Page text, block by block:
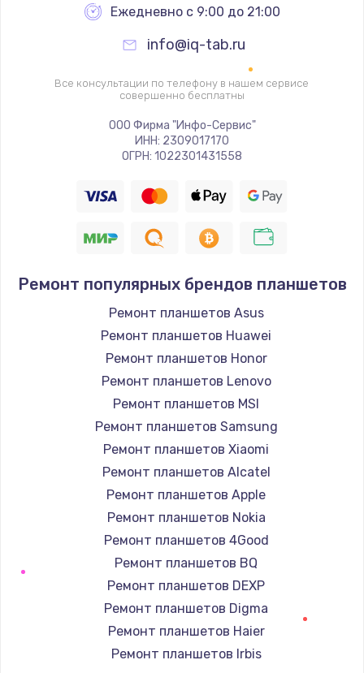
Замена жесткого диска
660 руб.
Заказать
Установка драйверов
725 руб.
1400 руб.
Ремонт петель крышки
Заказать
Заказать
Заказать
Ежедневно с 9:00 до 21:00
info@iq-tab.ru
Все консультации по телефону в нашем сервисе
совершенно бесплатны
ООО Фирма "Инфо-Сервис"
ИНН: 2309017170
ОГРН: 1022301431558
Ремонт популярных брендов планшетов
Ремонт планшетов Asus
Ремонт планшетов Huawei
Ремонт планшетов Honor
Ремонт планшетов Lenovo
Ремонт планшетов MSI
Ремонт планшетов Samsung
Ремонт планшетов Xiaomi
Ремонт планшетов Alcatel
Ремонт планшетов Apple
Ремонт планшетов Nokia
Ремонт планшетов 4Good
Ремонт планшетов BQ
Ремонт планшетов DEXP
Ремонт планшетов Digma
Ремонт планшетов Haier
Ремонт планшетов Irbis